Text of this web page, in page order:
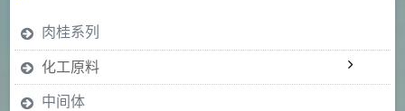
肉桂系列
化工原料
中间体